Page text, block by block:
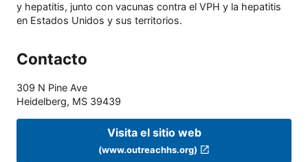
y hepatitis, junto con vacunas contra el VPH y la hepatitis
en Estados Unidos y sus territorios.
Contacto
309 N Pine Ave
Heidelberg, MS 39439
Visita el sitio web
(www.outreachhs.org)